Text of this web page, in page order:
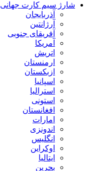
شارژ سیم کارت جهانی
آذربایجان
آرژانتین
آفریقای جنوبی
آمریکا
اتریش
ارمنستان
ازبکستان
اسپانیا
استرالیا
استونی
افغانستان
امارات
اندونزی
انگلیس
اوکراین
ایتالیا
بحرین